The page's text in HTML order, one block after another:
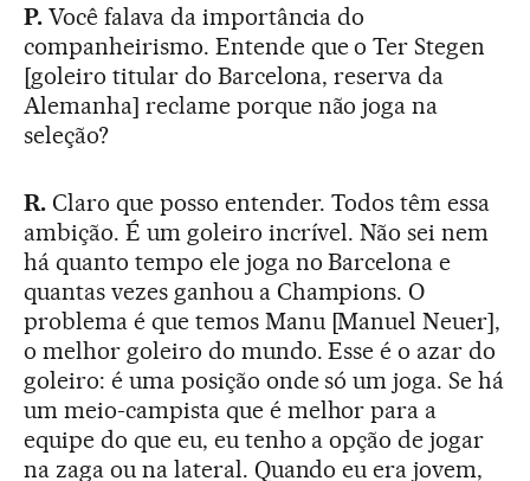
P. Você falava da importância do
companheirismo. Entende que o Ter Stegen
[goleiro titular do Barcelona, reserva da
Alemanha] reclame porque não joga na
seleção?
R.Claro que posso entender. Todos têm essa
ambição. É um goleiro incrível. Não sei nem
há quanto tempo ele joga no Barcelona e
quantas vezes ganhou a Champions. O
problema é que temos Manu [Manuel Neuer],
o melhor goleiro do mundo. Esse é o azar do
goleiro: é uma posição onde só um joga. Se há
um meio-campista que é melhor para a
equipe do que eu, eu tenho a opção de jogar
na zaga ou na lateral. Quando eu era jovem,